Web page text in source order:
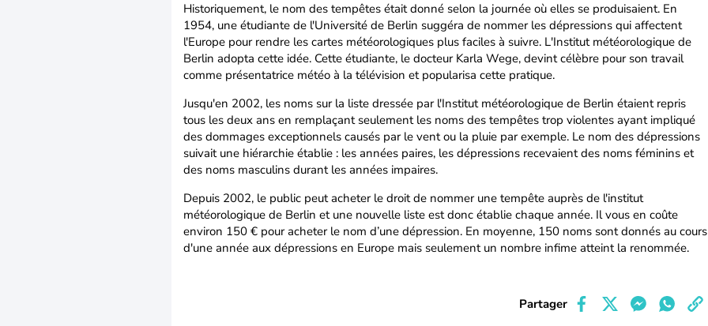
Historiquement, le nom des tempêtes était donné selon la journée où elles se produisaient. En
1954, une étudiante de l'Université de Berlin suggéra de nommer les dépressions qui affectent
l'Europe pour rendre les cartes météorologiques plus faciles à suivre. L'Institut météorologique de
Berlin adopta cette idée. Cette étudiante, le docteur Karla Wege, devint célèbre pour son travail
comme présentatrice météo à la télévision et popularisa cette pratique.
Jusqu'en 2002, les noms sur la liste dressée par l'Institut météorologique de Berlin étaient repris
tous les deux ans en remplaçant seulement les noms des tempêtes trop violentes ayant impliqué
des dommages exceptionnels causés par le vent ou la pluie par exemple. Le nom des dépressions
suivait une hiérarchie établie : les années paires, les dépressions recevaient des noms féminins et
des noms masculins durant les années impaires.
Depuis 2002, le public peut acheter le droit de nommer une tempête auprès de l'institut
météorologique de Berlin et une nouvelle liste est donc établie chaque année. Il vous en coûte
environ 150 € pour acheter le nom d’une dépression. En moyenne, 150 noms sont donnés au cours
d'une année aux dépressions en Europe mais seulement un nombre infime atteint la renommée.
Partager